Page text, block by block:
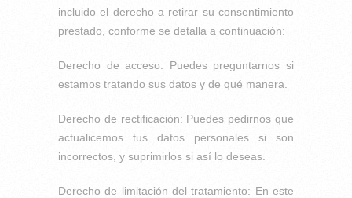
incluido el derecho a retirar su consentimiento
prestado, conforme se detalla a continuación:
Derecho de acceso: Puedes preguntarnos si
estamos tratando sus datos y de qué manera.
Derecho de rectificación: Puedes pedirnos que
actualicemos tus datos personales si son
incorrectos, y suprimirlos si así lo deseas.
Derecho de limitación del tratamiento: En este